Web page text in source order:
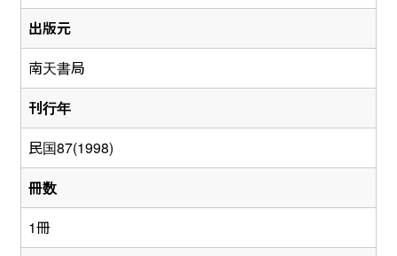
出版元
南天書局
刊行年
民国87(1998)
冊数
1冊